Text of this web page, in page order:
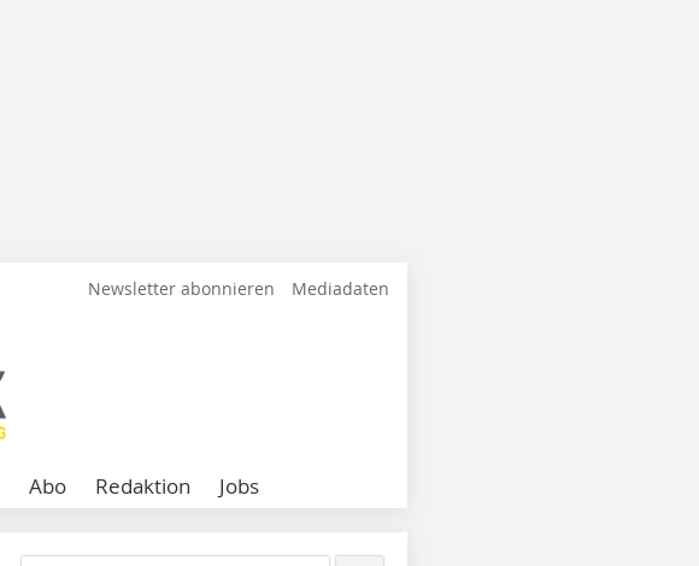
Newsletter abonnieren Mediadaten
Abo Redaktion Jobs